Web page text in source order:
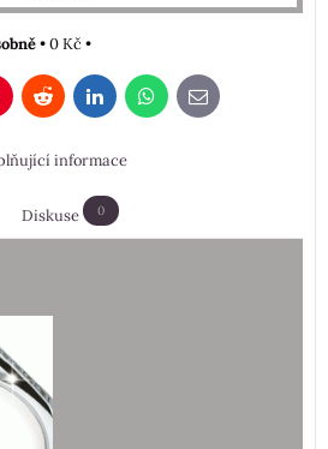
•0 Kč•
RedditLinkedInWhatsApp
E-
mail
informace
Diskuse 0